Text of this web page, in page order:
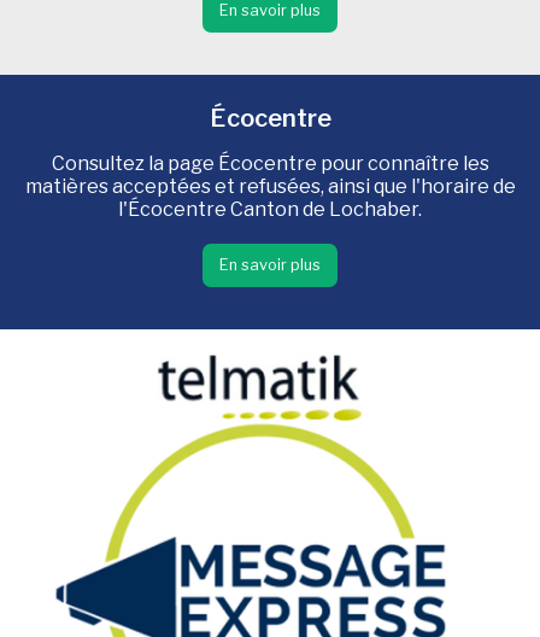
En savoir plus
Écocentre
Consultez la page Écocentre pour connaître les
matières acceptées et refusées, ainsi que l'horaire de
l'Écocentre Canton de Lochaber.
En savoir plus